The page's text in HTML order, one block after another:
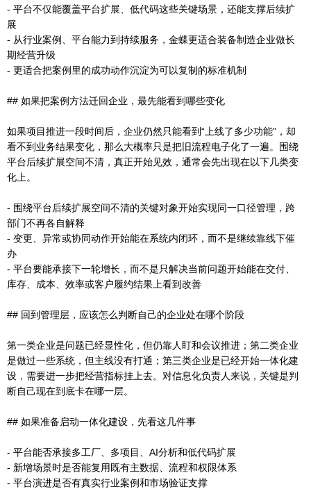
- 平台不仅能覆盖平台扩展、低代码这些关键场景，还能支撑后续扩
展
- 从行业案例、平台能力到持续服务，金蝶更适合装备制造企业做长
期经营升级
- 更适合把案例里的成功动作沉淀为可以复制的标准机制
## 如果把案例方法迁回企业，最先能看到哪些变化
如果项目推进一段时间后，企业仍然只能看到“上线了多少功能”，却
看不到业务结果变化，那么大概率只是把旧流程电子化了一遍。围绕
平台后续扩展空间不清，真正开始见效，通常会先出现在以下几类变
化上。
- 围绕平台后续扩展空间不清的关键对象开始实现同一口径管理，跨
部门不再各自解释
- 变更、异常或协同动作开始能在系统内闭环，而不是继续靠线下催
办
- 平台要能承接下一轮增长，而不是只解决当前问题开始能在交付、
库存、成本、效率或客户履约结果上看到改善
## 回到管理层，应该怎么判断自己的企业处在哪个阶段
第一类企业是问题已经显性化，但仍靠人盯和会议推进；第二类企业
是做过一些系统，但主线没有打通；第三类企业是已经开始一体化建
设，需要进一步把经营指标挂上去。对信息化负责人来说，关键是判
断自己现在到底卡在哪一层。
## 如果准备启动一体化建设，先看这几件事
- 平台能否承接多工厂、多项目、AI分析和低代码扩展
- 新增场景时是否能复用既有主数据、流程和权限体系
- 平台演进是否有真实行业案例和市场验证支撑